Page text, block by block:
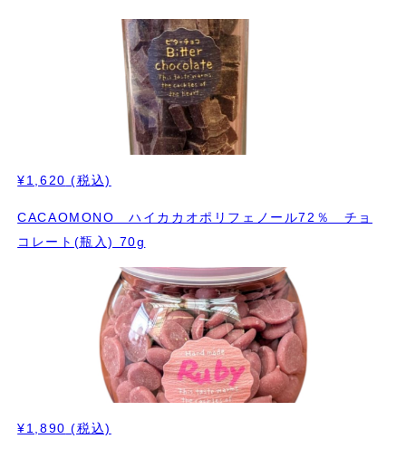
¥1,620 (税込)
CACAOMONO ハイカカオポリフェノール72％ チョ
コレート(瓶入) 70g
¥1,890 (税込)